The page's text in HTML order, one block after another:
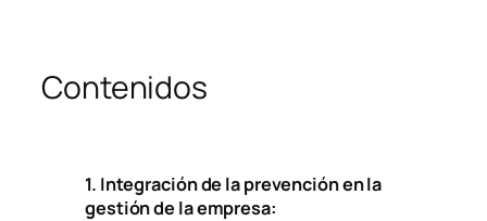
Contenidos
1. Integración de la prevención en la
gestión de la empresa: